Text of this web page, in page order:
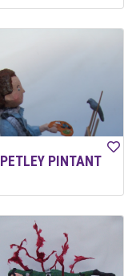
PETLEY PINTANT